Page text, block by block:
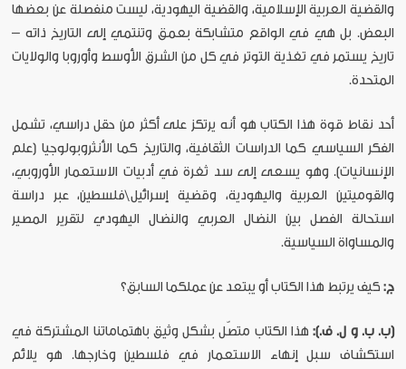
والقضية العربية الإسلامية، والقضية اليهودية، ليست منفصلة عن بعضها
البعض. بل هي في الواقع متشابكة بعمق وتنتمي إلى التاريخ ذاته –
تاريخ يستمر في تغذية التوتر في كل من الشرق الأوسط وأوروبا والولايات
المتحدة.
أحد نقاط قوة هذا الكتاب هو أنه يرتكز على أكثر من حقل دراسي، تشمل
الفكر السياسي كما الدراسات الثقافية، والتاريخ كما الأنثروبولوجيا (علم
الإنسانيات). وهو يسعى إلى سد ثغرة في أدبيات الاستعمار الأوروبي،
والقوميتين العربية واليهودية، وقضية إسرائيل\فلسطين، عبر دراسة
استحالة الفصل بين النضال العربي والنضال اليهودي لتقرير المصير
والمساواة السياسية.
ج: كيف يرتبط هذا الكتاب أو يبتعد عن عملكما السابق؟
(ب. ب. و ل. ف.): هذا الكتاب متصّل بشكل وثيق باهتماماتنا المشتركة في
استكشاف سبل إنهاء الاستعمار في فلسطين وخارجها. هو يلائم